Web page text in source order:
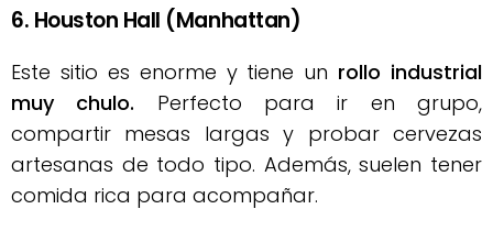
6. Houston Hall (Manhattan)
Este sitio es enorme y tiene un rollo industrial
muy chulo. Perfecto para ir en grupo,
compartir mesas largas y probar cervezas
artesanas de todo tipo. Además, suelen tener
comida rica para acompañar.